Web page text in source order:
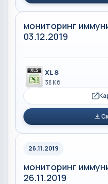
мониторинг
03.12.2019
XLS
38 Кб
26.11.2019
мониторинг
26.11.2019